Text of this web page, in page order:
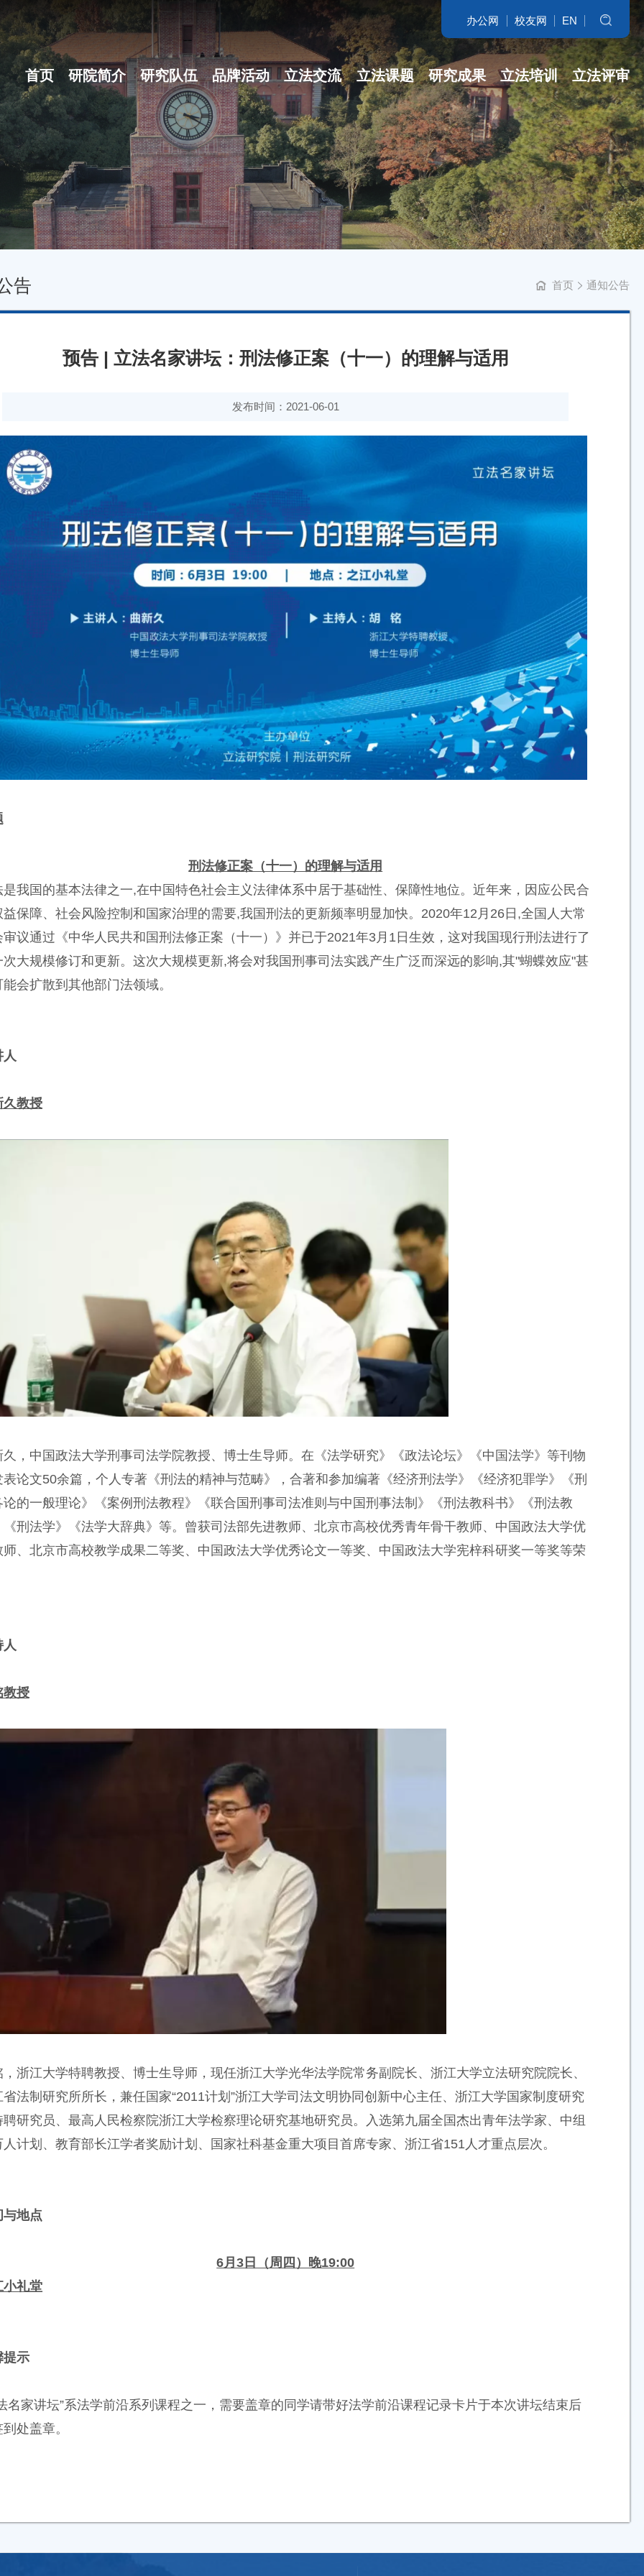
办公网 校友网 EN
搜索
首页 研院简介
研院概况
组织体系
现任领导
行政机构
研究队伍
博士后团队
品牌活动
之江立法论坛
地方立法十大...
名家讲坛
立法沙龙
立法交流
名家访谈
讲坛实录
学科培育
立法课题
省哲社课题
省新型智库课...
立法委托课题
智库自设课题
研究成果
立法研究参考
专著
立法培训
开班盛况
培训交流
立法评审
告 首页 通知公告
预告 | 立法名家讲坛：刑法修正案（十一）的理解与适用
发布时间：2021-06-01
刑法修正案（十一）的理解与适用
是我国的基本法律之一,在中国特色社会主义法律体系中居于基础性、保障性地位。近年来，因应公民合
益保障、社会风险控制和国家治理的需要,我国刑法的更新频率明显加快。2020年12月26日,全国人大常
审议通过《中华人民共和国刑法修正案（十一）》并已于2021年3月1日生效，这对我国现行刑法进行了
次大规模修订和更新。这次大规模更新,将会对我国刑事司法实践产生广泛而深远的影响,其"蝴蝶效应"甚
会扩散到其他部门法领域。
人
久教授
久，中国政法大学刑事司法学院教授、博士生导师。在《法学研究》《政法论坛》《中国法学》等刊物
表论文50余篇，个人专著《刑法的精神与范畴》，合著和参加编著《经济刑法学》《经济犯罪学》《刑
论的一般理论》《案例刑法教程》《联合国刑事司法准则与中国刑事法制》《刑法教科书》《刑法教
《刑法学》《法学大辞典》等。曾获司法部先进教师、北京市高校优秀青年骨干教师、中国政法大学优
师、北京市高校教学成果二等奖、中国政法大学优秀论文一等奖、中国政法大学宪梓科研奖一等奖等荣
人
教授
，浙江大学特聘教授、博士生导师，现任浙江大学光华法学院常务副院长、浙江大学立法研究院院长、
省法制研究所所长，兼任国家“2011计划”浙江大学司法文明协同创新中心主任、浙江大学国家制度研究
聘研究员、最高人民检察院浙江大学检察理论研究基地研究员。入选第九届全国杰出青年法学家、中组
人计划、教育部长江学者奖励计划、国家社科基金重大项目首席专家、浙江省151人才重点层次。
与地点
6月3日（周四）晚19:00
小礼堂
提示
名家讲坛”系法学前沿系列课程之一，需要盖章的同学请带好法学前沿课程记录卡片于本次讲坛结束后
处盖章。